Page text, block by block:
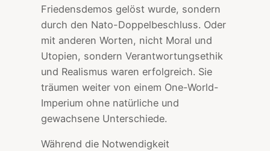
Friedensdemos gelöst wurde, sondern
durch den Nato-Doppelbeschluss. Oder
mit anderen Worten, nicht Moral und
Utopien, sondern Verantwortungsethik
und Realismus waren erfolgreich. Sie
träumen weiter von einem One-World-
Imperium ohne natürliche und
gewachsene Unterschiede.
Während die Notwendigkeit